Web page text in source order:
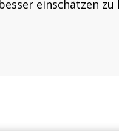
einschätzen